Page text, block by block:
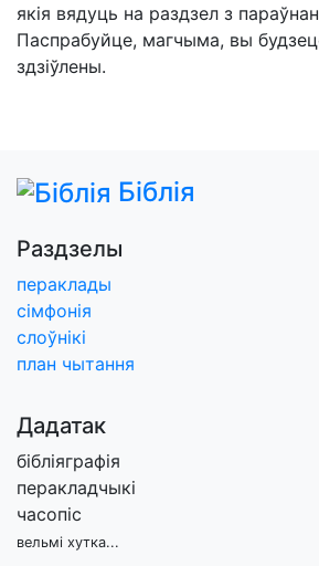
якія вядуць на раздзел з
Паспрабуйце, магчыма, вы
здзіўлены.
Біблія
Раздзелы
пераклады
сімфонія
слоўнікі
план чытання
Дадатак
бібліяграфія
перакладчыкі
часопіс
вельмі хутка...